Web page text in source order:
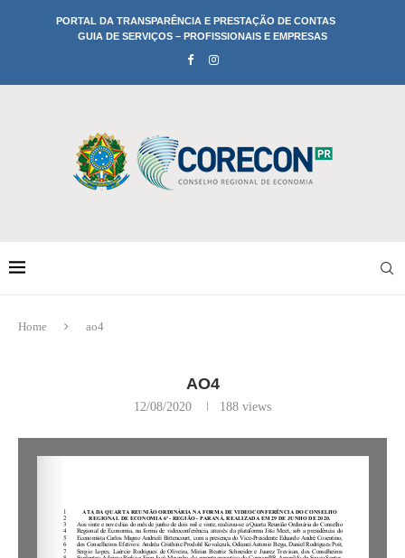
PORTAL DA TRANSPARÊNCIA E PRESTAÇÃO DE CONTAS
GUIA DE SERVIÇOS – PROFISSIONAIS E EMPRESAS
Home ao4
AO4
12/08/2020 188 views